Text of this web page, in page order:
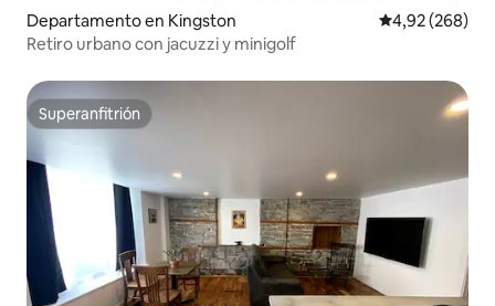
Departamento en Kingston Calificación
4,92 (268)
Retiro urbano con jacuzzi y minigolf
Superanfitrión
Superanfitrión